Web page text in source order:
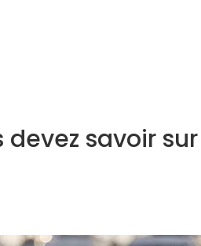
devez savoir